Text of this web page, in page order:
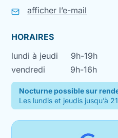
afficher l’e-mail
HORAIRES
lundi à jeudi
9h-19h
vendredi
9h-16h
Nocturne possible sur
Les lundis et jeudis jusqu’à